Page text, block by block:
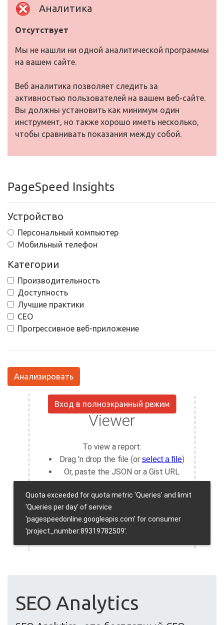
Аналитика
Отсутствует
Мы не нашли ни одной аналитической программы
на вашем сайте.
Веб аналитика позволяет следить за
активностью пользователей на вашем веб-сайте.
Вы должны установить как минимум один
инструмент, но также хорошо иметь несколько,
чтобы сравнивать показания между собой.
PageSpeed Insights
Устройство
Персональный компьютер
Мобильный телефон
Категории
Производительность
Доступность
Лучшие практики
СЕО
Прогрессивное веб-приложение
Анализировать
Вход в полноэкранный режим
SEO Analytics